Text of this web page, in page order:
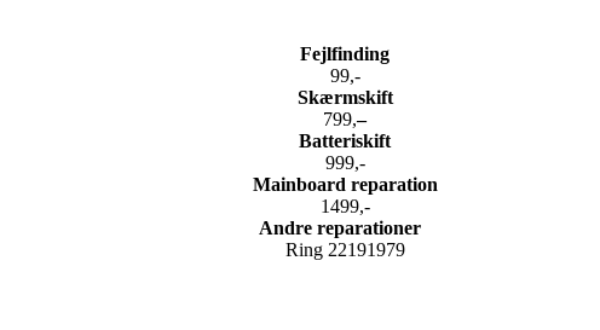
Fejlfinding
99,-
Skærmskift
799,–
Batteriskift
999,-
Mainboard reparation
1499,-
Andre reparationer
Ring 22191979